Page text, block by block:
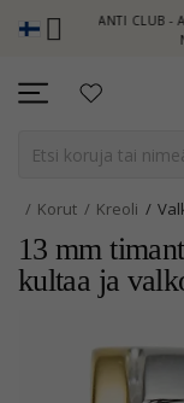
CHANTI CLUB - ANSAITSE
NAPSAUTA
Korut Kreoli
13 mm
kultaa ja